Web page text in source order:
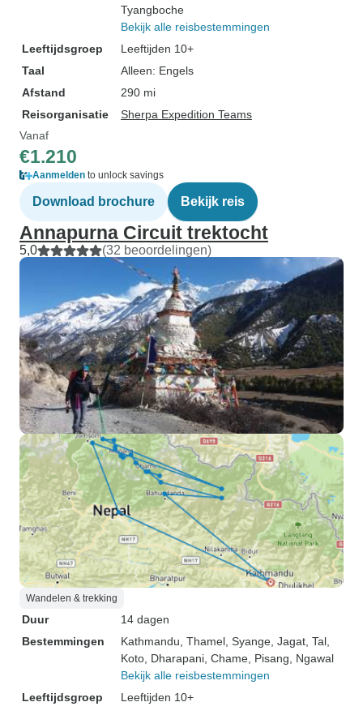
Tyangboche
Bekijk alle reisbestemmingen
Leeftijdsgroep
Leeftijden 10+
Taal
Alleen: Engels
Afstand
290 mi
Reisorganisatie
Sherpa Expedition Teams
Vanaf
€1.210
Aanmelden to unlock savings
Download brochure Bekijk reis
Annapurna Circuit trektocht
5,0 (32 beoordelingen)
Wandelen & trekking
Duur
14 dagen
Bestemmingen
Kathmandu , Thamel , Syange , Jagat , Tal
Koto , Dharapani , Chame , Pisang , Ngawal
Bekijk alle reisbestemmingen
Leeftijdsgroep
Leeftijden 10+